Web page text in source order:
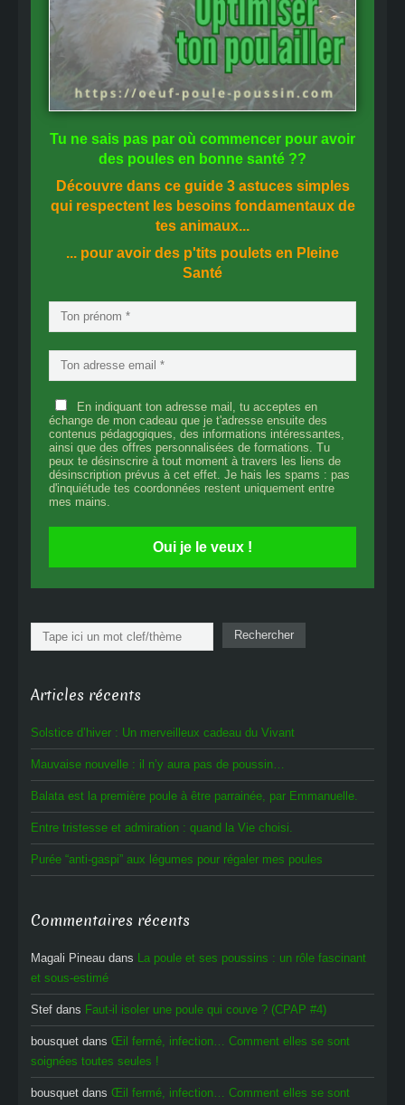
Tu ne sais pas par où commencer pour avoir
des poules en bonne santé ??
Découvre dans ce guide 3 astuces simples
qui respectent les besoins fondamentaux de
tes animaux...
... pour avoir des p'tits poulets en Pleine
Santé
En indiquant ton adresse mail, tu acceptes en
échange de mon cadeau que je t'adresse ensuite des
contenus pédagogiques, des informations intéressantes,
ainsi que des offres personnalisées de formations. Tu
peux te désinscrire à tout moment à travers les liens de
désinscription prévus à cet effet. Je hais les spams : pas
d'inquiétude tes coordonnées restent uniquement entre
mes mains.
Oui je le veux !
Rechercher Rechercher
Articles récents
Solstice d’hiver : Un merveilleux cadeau du Vivant
Mauvaise nouvelle : il n’y aura pas de poussin…
Balata est la première poule à être parrainée, par Emmanuelle.
Entre tristesse et admiration : quand la Vie choisi.
Purée “anti-gaspi” aux légumes pour régaler mes poules
Commentaires récents
Magali Pineau dans La poule et ses poussins : un rôle fascinant
et sous-estimé
Stef dans Faut-il isoler une poule qui couve ? (CPAP #4)
bousquet dans Œil fermé, infection… Comment elles se sont
soignées toutes seules !
bousquet dans Œil fermé, infection… Comment elles se sont